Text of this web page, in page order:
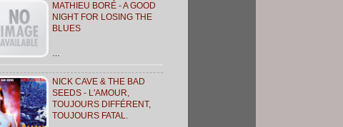
MATHIEU BORÉ - A GOOD
NIGHT FOR LOSING THE
BLUES
NICK CAVE & THE BAD
SEEDS - L'AMOUR,
TOUJOURS DIFFÉRENT,
TOUJOURS FATAL.